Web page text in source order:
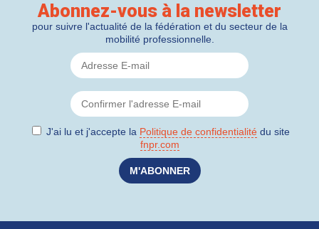
Abonnez-vous à la newsletter
pour suivre l'actualité de la fédération et du secteur de la
mobilité professionnelle.
J'ai lu et j'accepte la Politique de confidentialité du site
fnpr.com